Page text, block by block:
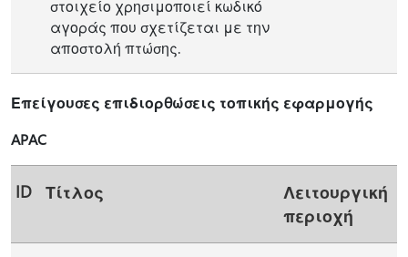
στοιχείο χρησιμοποιεί κωδικό
αγοράς που σχετίζεται με την
αποστολή πτώσης.
Επείγουσες επιδιορθώσεις τοπικής εφαρμογής
APAC
ID Τίτλος
Λειτουργική
περιοχή